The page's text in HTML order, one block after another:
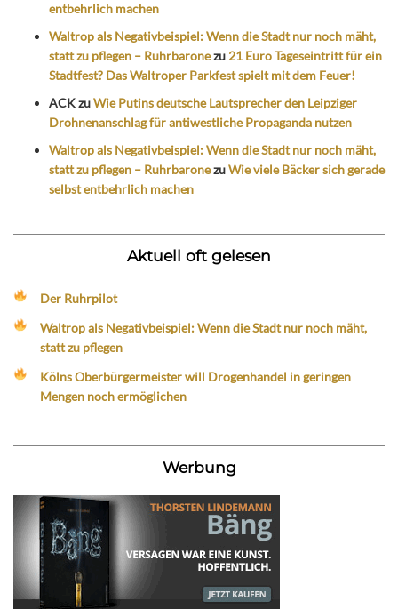
entbehrlich machen
Waltrop als Negativbeispiel: Wenn die Stadt nur noch mäht,
statt zu pflegen – Ruhrbaronezu 21 Euro Tageseintritt für ein
Stadtfest? Das Waltroper Parkfest spielt mit dem Feuer!
ACKzuWie Putins deutsche Lautsprecher den Leipziger
Drohnenanschlag für antiwestliche Propaganda nutzen
Waltrop als Negativbeispiel: Wenn die Stadt nur noch mäht,
statt zu pflegen – RuhrbaronezuWie viele Bäcker sich gerade
selbst entbehrlich machen
Aktuell oft gelesen
Der Ruhrpilot
Waltrop als Negativbeispiel: Wenn die Stadt nur noch mäht,
statt zu pflegen
Kölns Oberbürgermeister will Drogenhandel in geringen
Mengen noch ermöglichen
Werbung